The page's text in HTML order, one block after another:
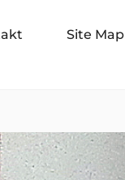
Site Map